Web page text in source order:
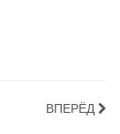
ВПЕРЁД